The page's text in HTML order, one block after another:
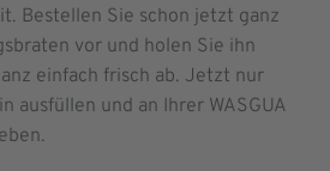
Bestellen Sie schon jetzt ganz
vor und holen Sie ihn
einfach frisch ab. Jetzt nur
ausfüllen und an Ihrer WASGUA